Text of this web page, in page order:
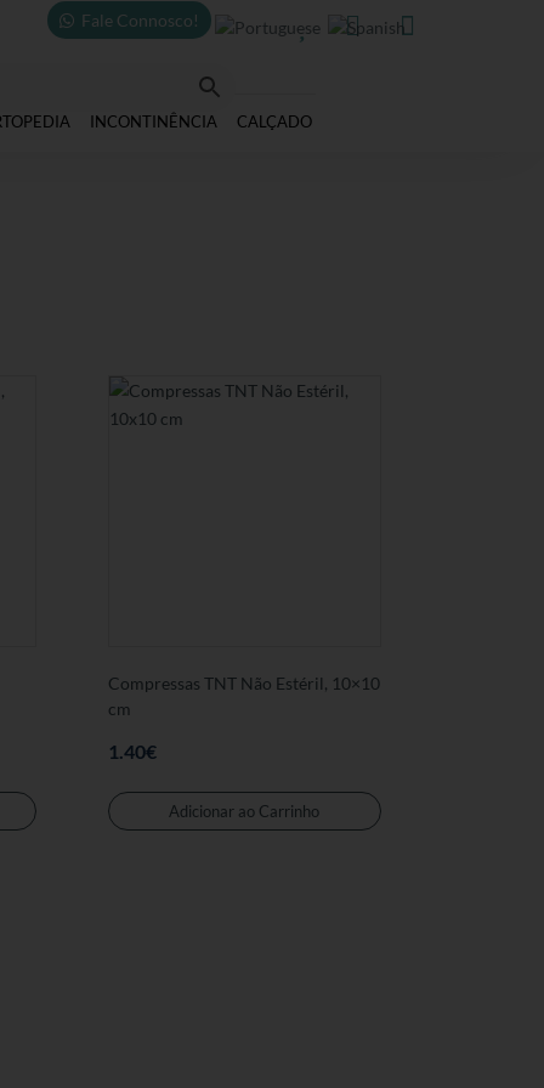
Fale Connosco!   
INCONTINÊNCIA CALÇADO
Compressas TNT Não Estéril, 10×10
cm
1.40€
Adicionar ao Carrinho